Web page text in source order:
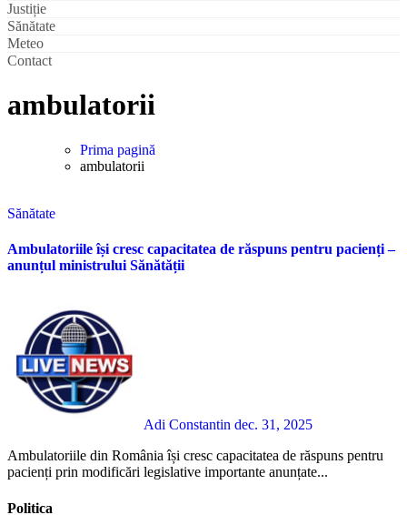
Justiție
Sănătate
Meteo
Contact
ambulatorii
Prima pagină
ambulatorii
Sănătate
Ambulatoriile își cresc capacitatea de răspuns pentru pacienți –
anunțul ministrului Sănătății
Adi Constantin dec. 31, 2025
Ambulatoriile din România își cresc capacitatea de răspuns pentru
pacienți prin modificări legislative importante anunțate...
Politica